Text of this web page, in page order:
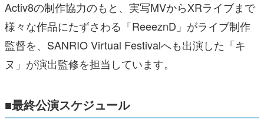
Activ8の制作協力のもと、実写MVからXRライブまで
様々な作品にたずさわる「ReeeznD」がライブ制作
監督を、SANRIO Virtual Festivalへも出演した「キ
ヌ」が演出監修を担当しています。
■最終公演スケジュール